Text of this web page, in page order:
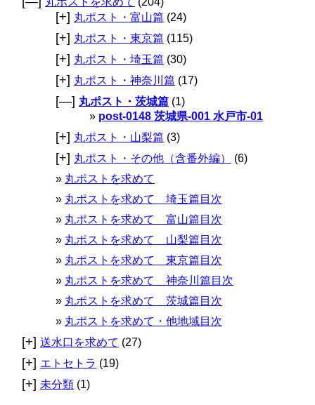
[+] 丸ポスト・富山篇 (24)
[+] 丸ポスト・東京篇 (115)
[+] 丸ポスト・埼玉篇 (30)
[+] 丸ポスト・神奈川篇 (17)
[—] 丸ポスト・茨城篇 (1)
post-0148 茨城県-001 水戸市-01
[+] 丸ポスト・山梨篇 (3)
[+] 丸ポスト・その他（含番外編）
(6)
丸ポストを求めて
丸ポストを求めて 埼玉篇目次
丸ポストを求めて 富山篇目次
丸ポストを求めて 山梨篇目次
丸ポストを求めて 東京篇目次
丸ポストを求めて 神奈川篇目次
丸ポストを求めて 茨城篇目次
丸ポストを求めて・他地域目次
[+] 送水口を求めて (27)
[+] エトセトラ (19)
[+] 未分類 (1)